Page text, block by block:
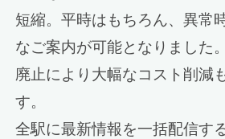
短縮。平時はもちろん、異常
なご案内が可能となりました
廃止により大幅なコスト削減
す。
全駅に最新情報を一括配信す